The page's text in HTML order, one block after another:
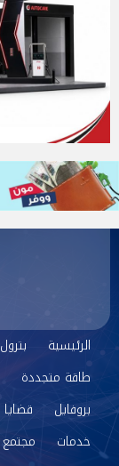
الرئيسية بترول
طاقة متجددة
بروفايل
قضايا
خدمات
مجتمع